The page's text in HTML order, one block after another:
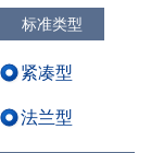
标准类型
紧凑型
法兰型